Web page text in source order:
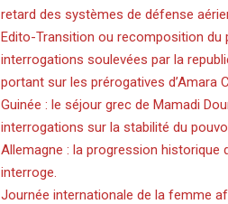
retard des systèmes de défense
Edito-Transition ou recomposition du
interrogations soulevées par la
portant sur les prérogatives d’Amara
Guinée : le séjour grec de Mamadi
interrogations sur la stabilité du
Allemagne : la progression historique
interroge.
Journée internationale de la femme